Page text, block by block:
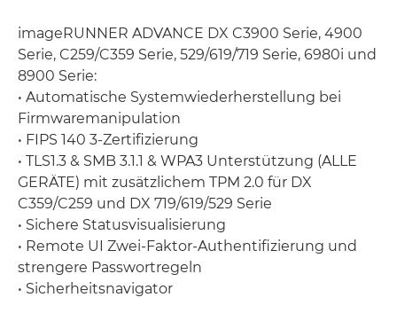
imageRUNNER ADVANCE DX C3900 Serie, 4900
Serie, C259/C359 Serie, 529/619/719 Serie, 6980i und
8900 Serie:
• Automatische Systemwiederherstellung bei
Firmwaremanipulation
• FIPS 140 3-Zertifizierung
• TLS1.3 & SMB 3.1.1 & WPA3 Unterstützung (ALLE
GERÄTE) mit zusätzlichem TPM 2.0 für DX
C359/C259 und DX 719/619/529 Serie
• Sichere Statusvisualisierung
• Remote UI Zwei-Faktor-Authentifizierung und
strengere Passwortregeln
• Sicherheitsnavigator